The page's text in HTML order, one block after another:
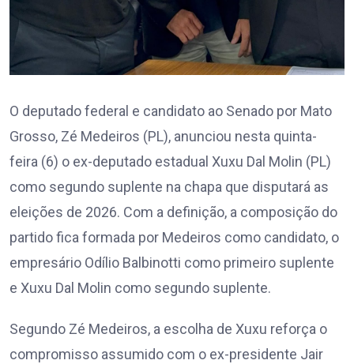
O deputado federal e candidato ao Senado por Mato
Grosso, Zé Medeiros (PL), anunciou nesta quinta-
feira (6) o ex-deputado estadual Xuxu Dal Molin (PL)
como segundo suplente na chapa que disputará as
eleições de 2026. Com a definição, a composição do
partido fica formada por Medeiros como candidato, o
empresário Odílio Balbinotti como primeiro suplente
e Xuxu Dal Molin como segundo suplente.
Segundo Zé Medeiros, a escolha de Xuxu reforça o
compromisso assumido com o ex-presidente Jair